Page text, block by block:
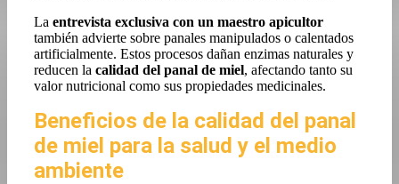
La entrevista exclusiva con un maestro apicultor
también advierte sobre panales manipulados o calentados
artificialmente. Estos procesos dañan enzimas naturales y
reducen la calidad del panal de miel, afectando tanto su
valor nutricional como sus propiedades medicinales.
Beneficios de la calidad del panal
de miel para la salud y el medio
ambiente